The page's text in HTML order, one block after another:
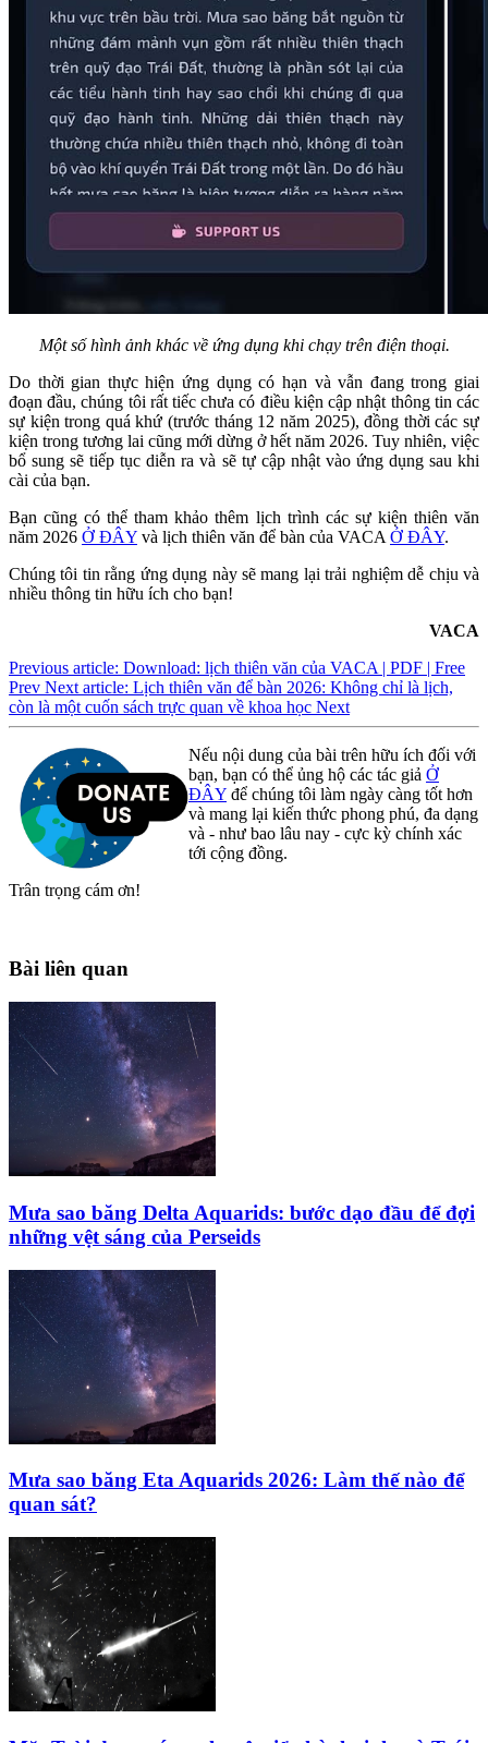
Một số hình ảnh khác về ứng dụng khi chạy trên điện thoại.
Do thời gian thực hiện ứng dụng có hạn và vẫn đang trong giai
đoạn đầu, chúng tôi rất tiếc chưa có điều kiện cập nhật thông tin các
sự kiện trong quá khứ (trước tháng 12 năm 2025), đồng thời các sự
kiện trong tương lai cũng mới dừng ở hết năm 2026. Tuy nhiên, việc
bổ sung sẽ tiếp tục diễn ra và sẽ tự cập nhật vào ứng dụng sau khi
cài của bạn.
Bạn cũng có thể tham khảo thêm lịch trình các sự kiện thiên văn
năm 2026 Ở ĐÂY và lịch thiên văn để bàn của VACA Ở ĐÂY.
Chúng tôi tin rằng ứng dụng này sẽ mang lại trải nghiệm dễ chịu và
nhiều thông tin hữu ích cho bạn!
VACA
Previous article: Download: lịch thiên văn của VACA | PDF | Free
Prev Next article: Lịch thiên văn để bàn 2026: Không chỉ là lịch,
còn là một cuốn sách trực quan về khoa học Next
Nếu nội dung của bài trên hữu ích đối với
bạn, bạn có thể ủng hộ các tác giả Ở
ĐÂY để chúng tôi làm ngày càng tốt hơn
và mang lại kiến thức phong phú, đa dạng
và - như bao lâu nay - cực kỳ chính xác
tới cộng đồng.
Trân trọng cám ơn!
Bài liên quan
Mưa sao băng Delta Aquarids: bước dạo đầu để đợi
những vệt sáng của Perseids
Mưa sao băng Eta Aquarids 2026: Làm thế nào để
quan sát?